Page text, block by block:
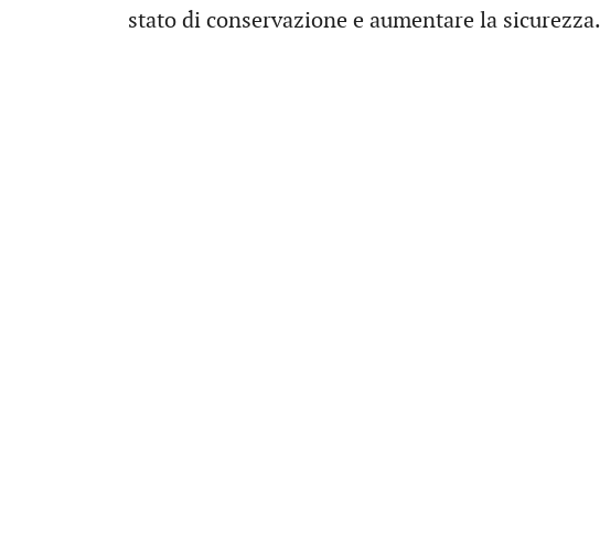
stato di conservazione e aumentare la sicurezza.